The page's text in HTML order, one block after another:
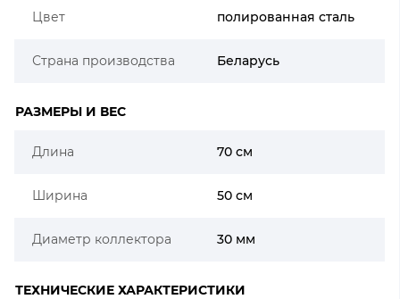
Цвет полированная сталь
Страна производства Беларусь
РАЗМЕРЫ И ВЕС
Длина 70 см
Ширина 50 см
Диаметр коллектора 30 мм
ТЕХНИЧЕСКИЕ ХАРАКТЕРИСТИКИ